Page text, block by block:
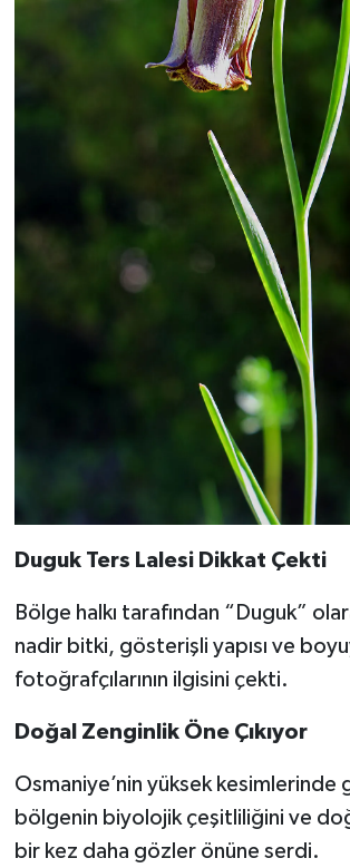
Duguk Ters Lalesi Dikkat Çekti
Bölge halkı tarafından “Duguk”
nadir bitki, gösterişli yapısı ve
fotoğrafçılarının ilgisini çekti.
Doğal Zenginlik Öne Çıkıyor
Osmaniye’nin yüksek kesimlerinde
bölgenin biyolojik çeşitliliğini ve
bir kez daha gözler önüne serdi.